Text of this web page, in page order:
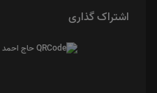
اشتراک گذاری